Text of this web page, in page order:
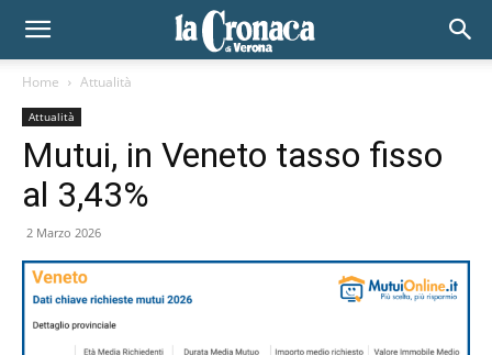
Home Attualità
Attualità
Mutui, in Veneto tasso fisso
al 3,43%
2 Marzo 2026